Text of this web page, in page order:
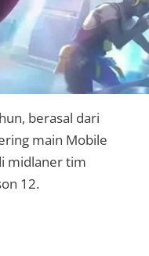
berasal dari
main Mobile
midlaner tim
12.